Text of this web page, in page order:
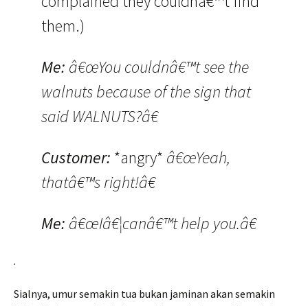
them.)
Me: â€œYou couldnâ€™t see the
walnuts because of the sign that
said WALNUTS?â€
Customer: *angry* â€œYeah,
thatâ€™s right!â€
Me: â€œIâ€¦canâ€™t help you.â€
.
Sialnya, umur semakin tua bukan jaminan akan semakin